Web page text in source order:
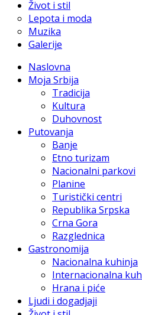
Život i stil
Lepota i moda
Muzika
Galerije
Naslovna
Moja Srbija
Tradicija
Kultura
Duhovnost
Putovanja
Banje
Etno turizam
Nacionalni parkovi
Planine
Turistički centri
Republika Srpska
Crna Gora
Razglednica
Gastronomija
Nacionalna kuhinja
Internacionalna
Hrana i piće
Ljudi i dogadjaji